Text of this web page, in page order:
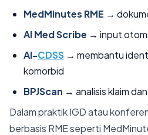
MedMinutes RME →
AI Med Scribe → input
AI-CDSS → membantu
komorbid
BPJScan → analisis klaim
Dalam praktik IGD atau
berbasis RME seperti